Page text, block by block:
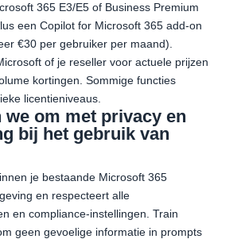
365 E3/E5 of Business Premium
een Copilot for Microsoft 365 add-on
€30 per gebruiker per maand).
of je reseller voor actuele prijzen
kortingen. Sommige functies
licentieniveaus.
we om met privacy en
bij het gebruik van
je bestaande Microsoft 365
en respecteert alle
en compliance-instellingen. Train
geen gevoelige informatie in prompts